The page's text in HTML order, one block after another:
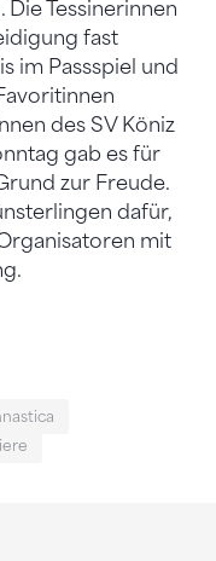
Die Tessinerinnen
fast
im Passspiel und
des SV Köniz
gab es für
zur Freude.
dafür,
mit